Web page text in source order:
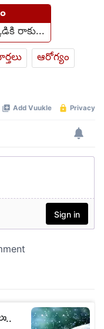
రాకు...
ఆరోగ్యం